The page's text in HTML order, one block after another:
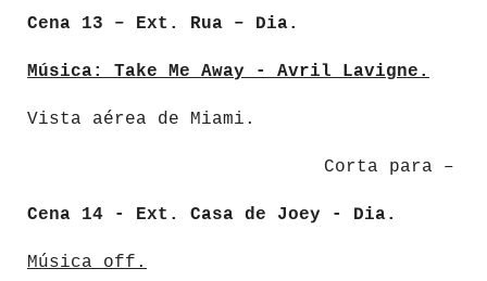
Cena 13 – Ext. Rua – Dia.
Música: Take Me Away - Avril Lavigne.
Vista aérea de Miami.
Corta para –
Cena 14 - Ext. Casa de Joey - Dia.
Música off.